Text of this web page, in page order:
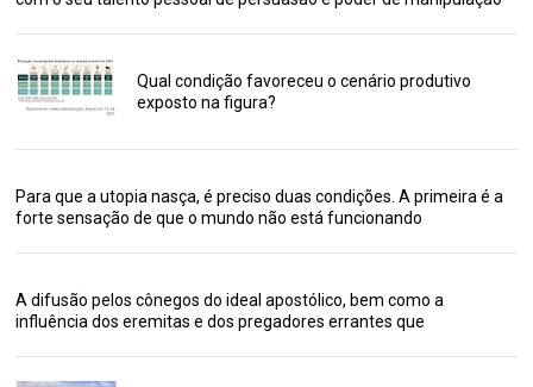
Qual condição favoreceu o cenário produtivo
exposto na figura?
Para que a utopia nasça, é preciso duas condições. A primeira é a
forte sensação de que o mundo não está funcionando
A difusão pelos cônegos do ideal apostólico, bem como a
influência dos eremitas e dos pregadores errantes que